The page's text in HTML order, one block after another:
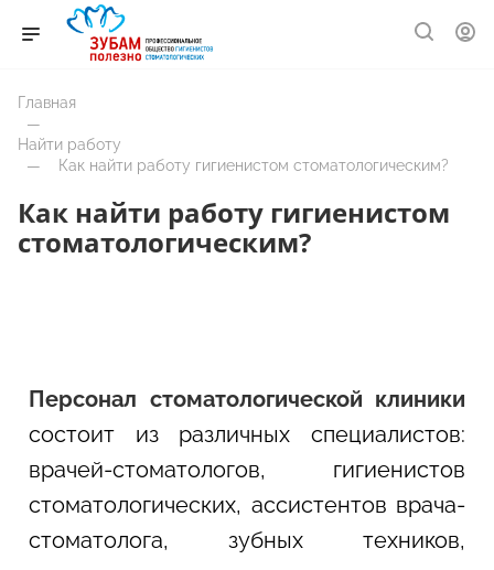
Как найти работу гигиенистом
стоматологическим?
Главная
—
Найти работу
—
Как найти работу гигиенистом стоматологическим?
Персонал стоматологической клиники
состоит из различных специалистов:
врачей-стоматологов, гигиенистов
стоматологических, ассистентов врача-
стоматолога, зубных техников,